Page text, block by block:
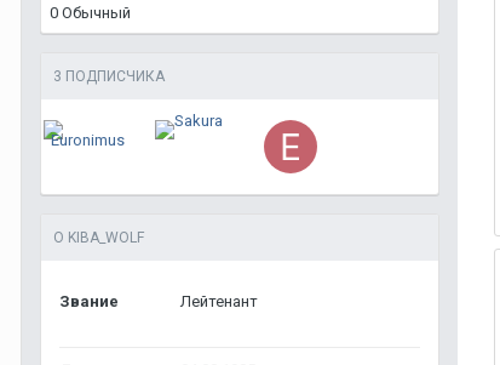
0 Обычный
3 ПОДПИСЧИКА
О KIBA_WOLF
Звание Лейтенант